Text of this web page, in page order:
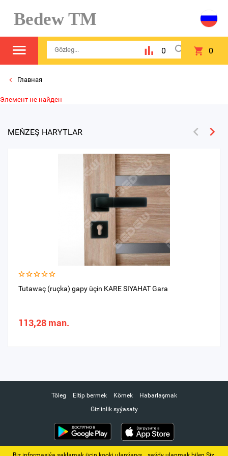
Bedew TM
0 0
Главная
Элемент не найден
MEŇZEŞ HARYTLAR
Tutawaç (ruçka) gapy üçin KARE SIYAHAT Gara
113,28 man.
Töleg Eltip bermek Kömek
Habarlaşmak
Gizlinlik syýasaty